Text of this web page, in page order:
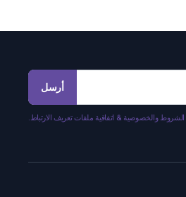
أرسل
الشروط والخصوصية & اتفاقية ملفات تعريف الارتباط.